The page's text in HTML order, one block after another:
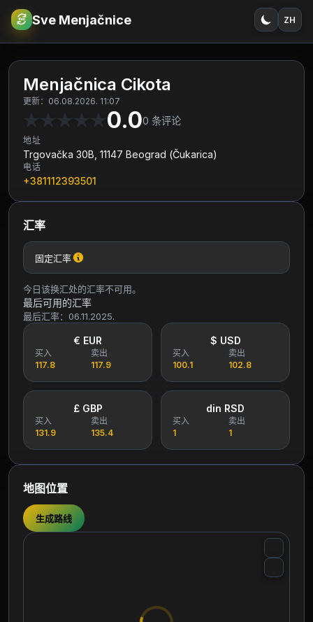
€RSD Sve Menjačnice ZH
Menjačnica Cikota
更新：06.08.2026. 11:07
★★★★★0.00 条评论
地址
Trgovačka 30B, 11147 Beograd (Čukarica)
电话
+381112393501
汇率
固定汇率
今日该换汇处的汇率不可用。
最后可用的汇率
最后汇率：06.11.2025.
€ EUR
买入
117.8
卖出
117.9
$ USD
买入
100.1
卖出
102.8
£ GBP
买入
131.9
卖出
135.4
din RSD
买入
1
卖出
1
地图位置
生成路线